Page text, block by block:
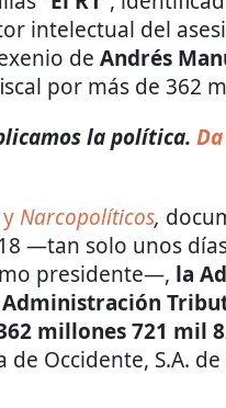
intelectual del
de Andrés
por más de 362
la política.
yNarcopolíticos,
—tan solo unos
presidente—, la
millones 721 mil
Occidente, S.A. de